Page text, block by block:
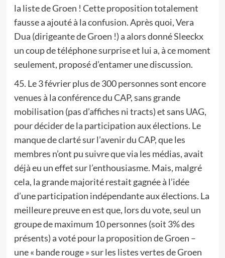
la liste de Groen ! Cette proposition totalement
fausse a ajouté à la confusion. Après quoi, Vera
Dua (dirigeante de Groen !) a alors donné Sleeckx
un coup de téléphone surprise et lui a, à ce moment
seulement, proposé d’entamer une discussion.
45. Le 3 février plus de 300 personnes sont encore
venues à la conférence du CAP, sans grande
mobilisation (pas d’affiches ni tracts) et sans UAG,
pour décider de la participation aux élections. Le
manque de clarté sur l’avenir du CAP, que les
membres n’ont pu suivre que via les médias, avait
déjà eu un effet sur l’enthousiasme. Mais, malgré
cela, la grande majorité restait gagnée à l’idée
d’une participation indépendante aux élections. La
meilleure preuve en est que, lors du vote, seul un
groupe de maximum 10 personnes (soit 3% des
présents) a voté pour la proposition de Groen –
une « bande rouge » sur les listes vertes de Groen